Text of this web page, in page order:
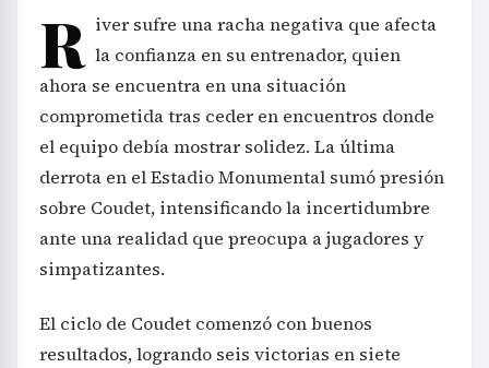
R iver sufre una racha negativa que afecta
la confianza en su entrenador, quien
ahora se encuentra en una situación
comprometida tras ceder en encuentros donde
el equipo debía mostrar solidez. La última
derrota en el Estadio Monumental sumó presión
sobre Coudet, intensificando la incertidumbre
ante una realidad que preocupa a jugadores y
simpatizantes.
El ciclo de Coudet comenzó con buenos
resultados, logrando seis victorias en siete